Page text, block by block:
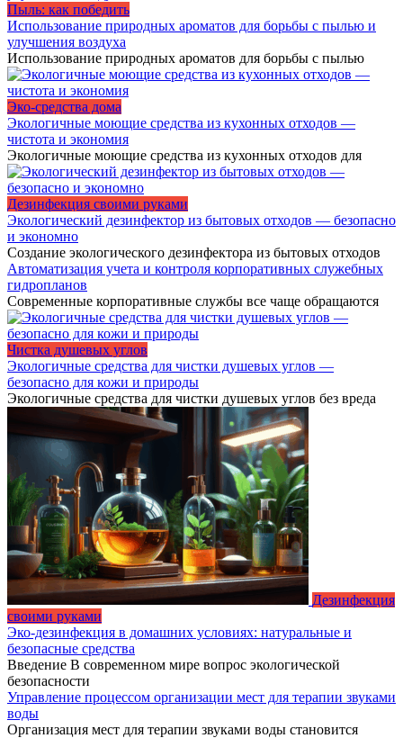
Пыль: как победить
Использование природных ароматов для борьбы с пылью и
улучшения воздуха
Использование природных ароматов для борьбы с пылью
Эко-средства дома
Экологичные моющие средства из кухонных отходов —
чистота и экономия
Экологичные моющие средства из кухонных отходов для
Дезинфекция своими руками
Экологический дезинфектор из бытовых отходов — безопасно
и экономно
Создание экологического дезинфектора из бытовых отходов
Автоматизация учета и контроля корпоративных служебных
гидропланов
Современные корпоративные службы все чаще обращаются
Чистка душевых углов
Экологичные средства для чистки душевых углов —
безопасно для кожи и природы
Экологичные средства для чистки душевых углов без вреда
Дезинфекция
своими руками
Эко-дезинфекция в домашних условиях: натуральные и
безопасные средства
Введение В современном мире вопрос экологической
безопасности
Управление процессом организации мест для терапии звуками
воды
Организация мест для терапии звуками воды становится